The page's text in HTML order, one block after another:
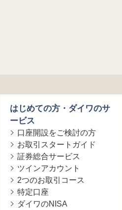
はじめての方・ダイワのサ
ービス
口座開設をご検討の方
お取引スタートガイド
証券総合サービス
ツインアカウント
2つのお取引コース
特定口座
ダイワのNISA